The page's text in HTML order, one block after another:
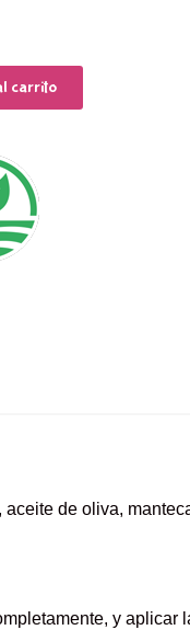
carrito
de oliva,
y aplicar